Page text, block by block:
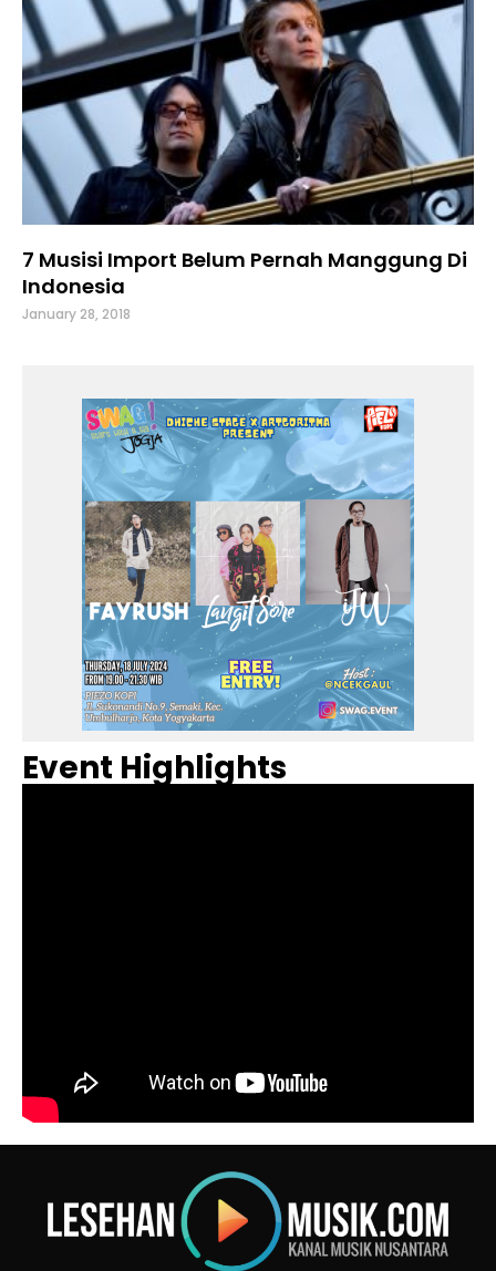
7 Musisi Import Belum Pernah Manggung Di
Indonesia
January 28, 2018
Event Highlights